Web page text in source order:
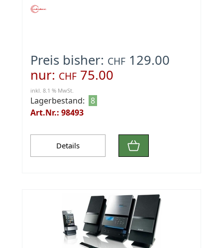
Preis bisher: CHF 129.00
nur: CHF 75.00
inkl. 8.1 % MwSt.
Lagerbestand:
8
Art.Nr.: 98493
Details